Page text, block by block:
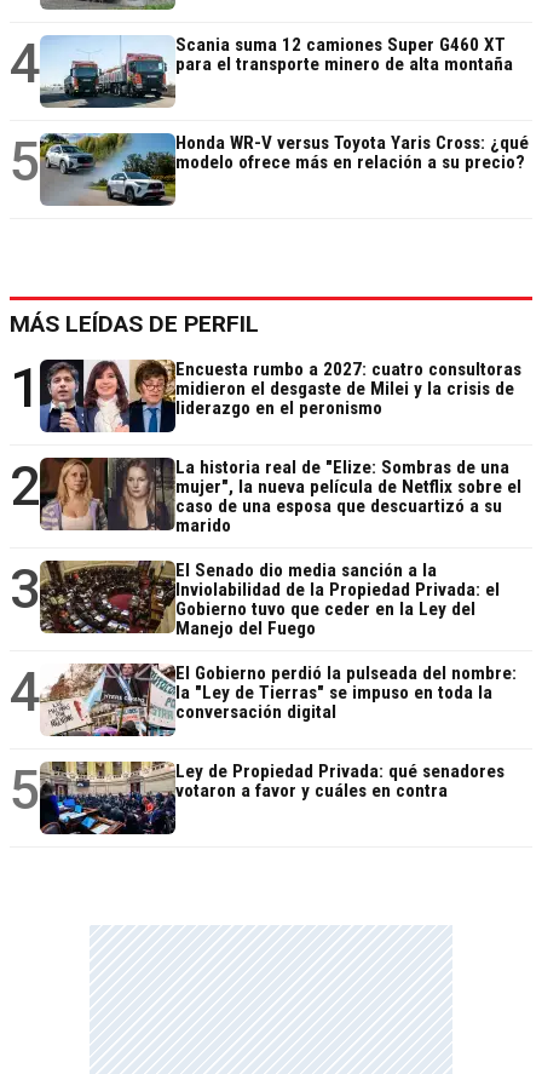
4
Scania suma 12 camiones Super G460 XT
para el transporte minero de alta montaña
5
Honda WR-V versus Toyota Yaris Cross: ¿qué
modelo ofrece más en relación a su precio?
MÁS LEÍDAS DE PERFIL
1
Encuesta rumbo a 2027: cuatro consultoras
midieron el desgaste de Milei y la crisis de
liderazgo en el peronismo
2
La historia real de "Elize: Sombras de una
mujer", la nueva película de Netflix sobre el
caso de una esposa que descuartizó a su
marido
3
El Senado dio media sanción a la
Inviolabilidad de la Propiedad Privada: el
Gobierno tuvo que ceder en la Ley del
Manejo del Fuego
4
El Gobierno perdió la pulseada del nombre:
la "Ley de Tierras" se impuso en toda la
conversación digital
5
Ley de Propiedad Privada: qué senadores
votaron a favor y cuáles en contra